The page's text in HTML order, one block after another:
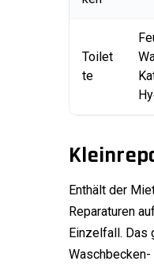
Toilet
te
Enthält der
Reparaturen
Einzelfall. Das